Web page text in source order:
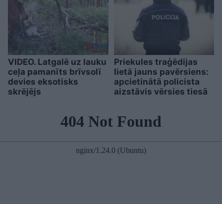
VIDEO. Latgalē uz lauku
ceļa pamanīts brīvsolī
devies eksotisks
skrējējs
Priekules traģēdijas
lietā jauns pavērsiens:
apcietinātā policista
aizstāvis vērsies tiesā